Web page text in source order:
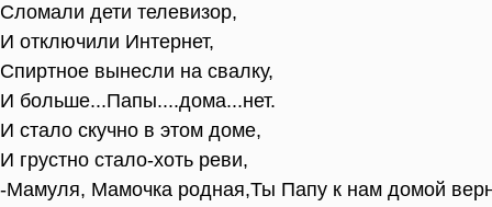
Сломали дети телевизор,
И отключили Интернет,
Спиртное вынесли на свалку,
И больше...Папы....дома...нет.
И стало скучно в этом доме,
И грустно стало-хоть реви,
-Мамуля, Мамочка родная,Ты Папу к нам домой